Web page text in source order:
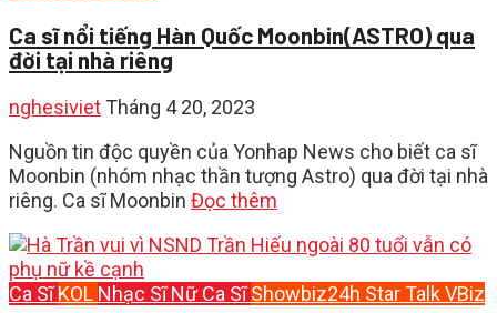
Ca sĩ nổi tiếng Hàn Quốc Moonbin(ASTRO) qua
đời tại nhà riêng
nghesiviet Tháng 4 20, 2023
Nguồn tin độc quyền của Yonhap News cho biết ca sĩ
Moonbin (nhóm nhạc thần tượng Astro) qua đời tại nhà
riêng. Ca sĩ Moonbin Đọc thêm
Ca Sĩ KOL Nhạc Sĩ Nữ Ca Sĩ Showbiz24h StarTalkVBiz